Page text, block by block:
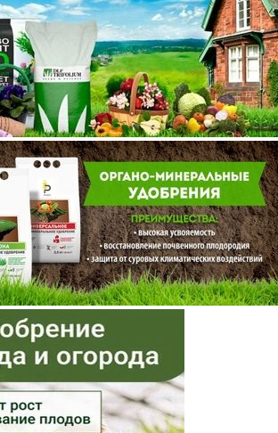
Ленинградская область
Липецкая область
Магаданская область
Марий Эл
Мордовия
Московская область
Мурманская область
Ненецкий АО
Нижегородская область
Новгородская область
Новосибирская область
Омская область